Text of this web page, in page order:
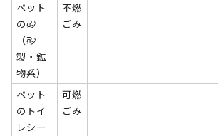
ペット
の砂
（砂
製・鉱
物系）
不燃
ごみ
ペット
のトイ
レシー
可燃
ごみ